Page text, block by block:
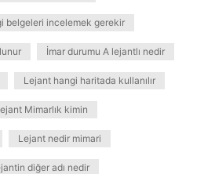
belgeleri incelemek gerekir
İmar durumu A lejantlı nedir
Lejant hangi haritada kullanılır
Mimarlık kimin
Lejant nedir mimari
diğer adı nedir